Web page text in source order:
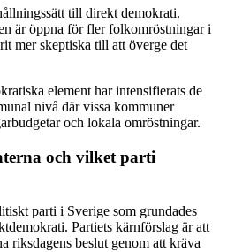
till direkt demokrati.
är öppna för fler folkomröstningar i
mer skeptiska till att överge det
element har intensifierats de
nivå där vissa kommuner
och lokala omröstningar.
och vilket parti
parti i Sverige som grundades
Partiets kärnförslag är att
riksdagens beslut genom att kräva